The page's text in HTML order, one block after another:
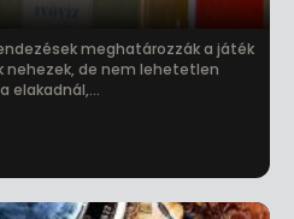
meghatározzák a játék
de nem lehetetlen
elakadnál,...